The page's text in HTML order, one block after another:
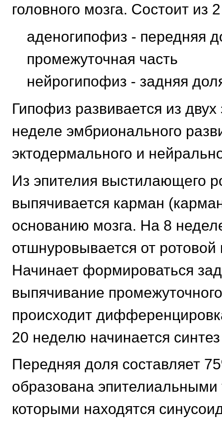
головного мозга. Состоит из
аденогипофиз - передняя
промежуточная часть
нейрогипофиз - задняя
Гипофиз развивается из двух
неделе эмбрионального
эктодермального и
Из эпителия выстилающего
выпячивается карман
основанию мозга. На 8
отшнуровывается от ротовой
Начинает формироваться
выпячивание
происходит
20 неделю начинается
Передняя доля составляет
образована
которыми находятся